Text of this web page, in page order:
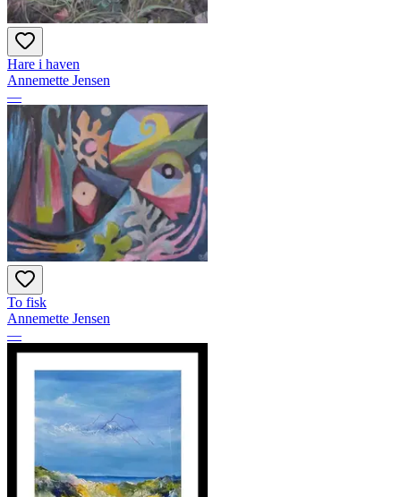
Hare i haven
Annemette Jensen
—
To fisk
Annemette Jensen
—